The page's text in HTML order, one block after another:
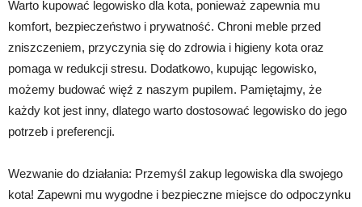
Warto kupować legowisko dla kota, ponieważ zapewnia mu
komfort, bezpieczeństwo i prywatność. Chroni meble przed
zniszczeniem, przyczynia się do zdrowia i higieny kota oraz
pomaga w redukcji stresu. Dodatkowo, kupując legowisko,
możemy budować więź z naszym pupilem. Pamiętajmy, że
każdy kot jest inny, dlatego warto dostosować legowisko do jego
potrzeb i preferencji.
Wezwanie do działania: Przemyśl zakup legowiska dla swojego
kota! Zapewni mu wygodne i bezpieczne miejsce do odpoczynku